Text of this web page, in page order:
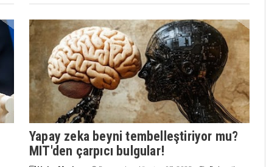
Yapay zeka beyni tembelleştiriyor mu?
MIT'den çarpıcı bulgular!